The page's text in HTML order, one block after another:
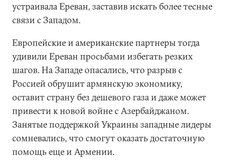
устраивала Ереван, заставив искать более тесные
связи с Западом.
Европейские и американские партнеры тогда
удивили Ереван просьбами избегать резких
шагов. На Западе опасались, что разрыв с
Россией обрушит армянскую экономику,
оставит страну без дешевого газа и даже может
привести к новой войне с Азербайджаном.
Занятые поддержкой Украины западные лидеры
сомневались, что смогут оказать достаточную
помощь еще и Армении.